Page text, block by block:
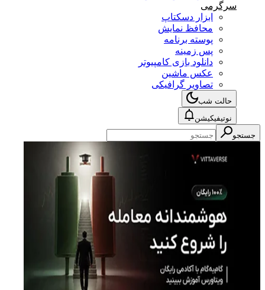
سرگرمی
ابزار دسکتاپ
محافظ نمایش
پوسته برنامه
پس زمینه
دانلود بازی کامپیوتر
عکس ماشین
تصاویر گرافیکی
حالت شب
نوتیفیکیشن
جستجو